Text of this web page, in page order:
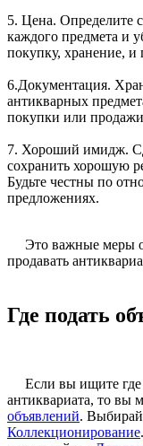
5. Цена. Определите
каждого предмета и
покупку, хранение, и
6.Документация.
антикварных
покупки или
7. Хороший имидж.
сохранить хорошую
Будьте честны по
предложениях.
Это важные меры
продавать
Где подать
Если вы ищите где
антиквариата, то вы
объявлений.
Коллекционирование